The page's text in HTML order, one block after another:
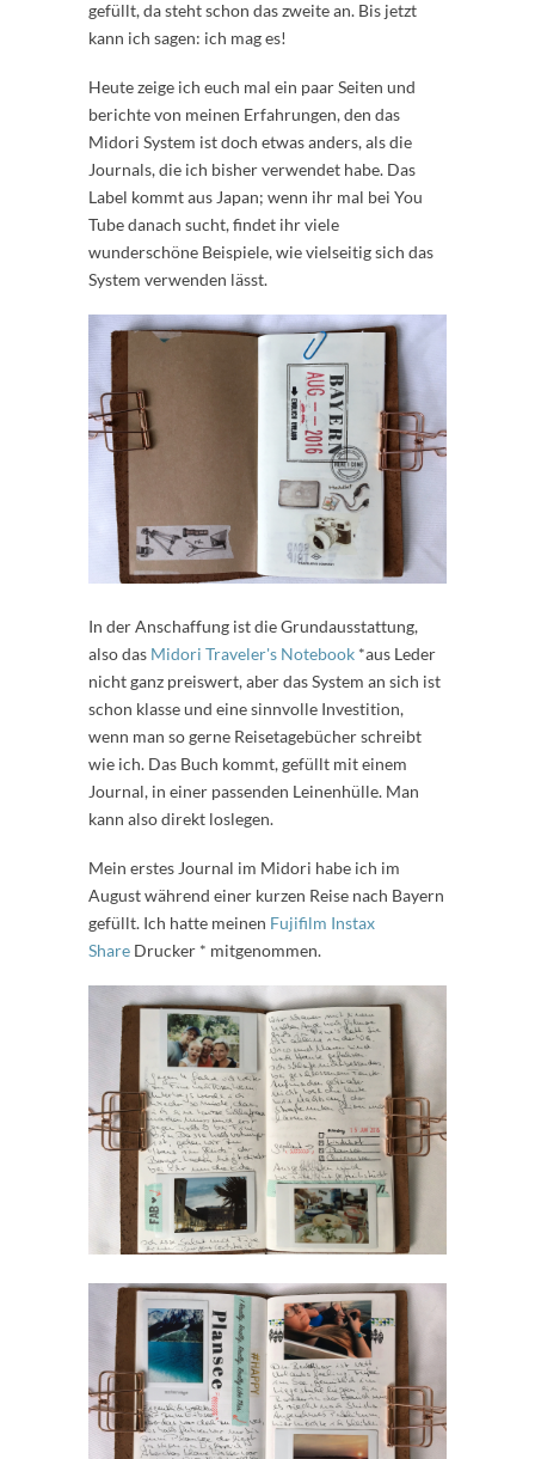
gefüllt, da steht schon das zweite an. Bis jetzt
kann ich sagen: ich mag es!
Heute zeige ich euch mal ein paar Seiten und
berichte von meinen Erfahrungen, den das
Midori System ist doch etwas anders, als die
Journals, die ich bisher verwendet habe. Das
Label kommt aus Japan; wenn ihr mal bei You
Tube danach sucht, findet ihr viele
wunderschöne Beispiele, wie vielseitig sich das
System verwenden lässt.
In der Anschaffung ist die Grundausstattung,
also das Midori Traveler's Notebook *aus Leder
nicht ganz preiswert, aber das System an sich ist
schon klasse und eine sinnvolle Investition,
wenn man so gerne Reisetagebücher schreibt
wie ich. Das Buch kommt, gefüllt mit einem
Journal, in einer passenden Leinenhülle. Man
kann also direkt loslegen.
Mein erstes Journal im Midori habe ich im
August während einer kurzen Reise nach Bayern
gefüllt. Ich hatte meinen Fujifilm Instax
Share Drucker * mitgenommen.